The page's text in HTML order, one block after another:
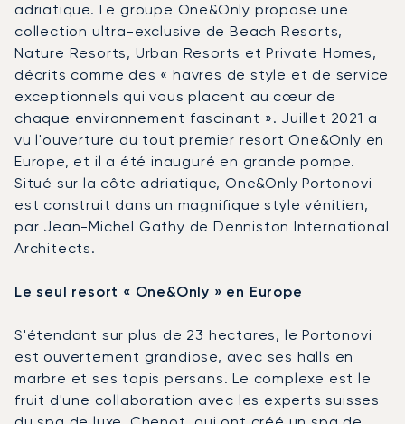
adriatique. Le groupe One&Only propose une
collection ultra-exclusive de Beach Resorts,
Nature Resorts, Urban Resorts et Private Homes,
décrits comme des « havres de style et de service
exceptionnels qui vous placent au cœur de
chaque environnement fascinant ». Juillet 2021 a
vu l'ouverture du tout premier resort One&Only en
Europe, et il a été inauguré en grande pompe.
Situé sur la côte adriatique, One&Only Portonovi
est construit dans un magnifique style vénitien,
par Jean-Michel Gathy de Denniston International
Architects.
Le seul resort « One&Only » en Europe
S'étendant sur plus de 23 hectares, le Portonovi
est ouvertement grandiose, avec ses halls en
marbre et ses tapis persans. Le complexe est le
fruit d'une collaboration avec les experts suisses